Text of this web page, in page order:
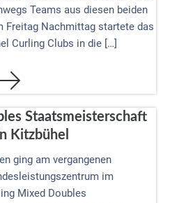
Teams aus diesen beiden
Freitag Nachmittag startete das
Curling Clubs in die […]
Staatsmeisterschaft
Kitzbühel
ging am vergangenen
im
Mixed Doubles